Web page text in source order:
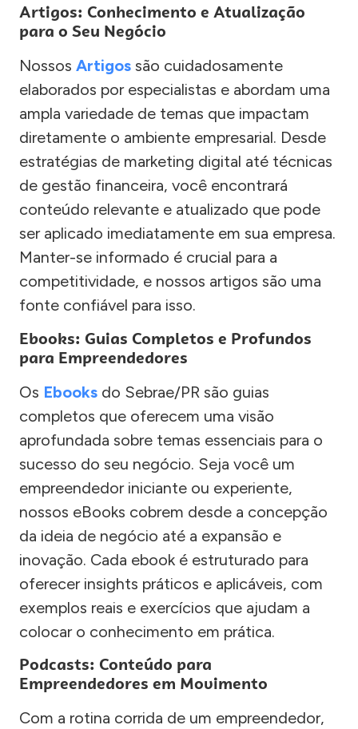
Artigos: Conhecimento e Atualização
para o Seu Negócio
Nossos Artigos são cuidadosamente
elaborados por especialistas e abordam uma
ampla variedade de temas que impactam
diretamente o ambiente empresarial. Desde
estratégias de marketing digital até técnicas
de gestão financeira, você encontrará
conteúdo relevante e atualizado que pode
ser aplicado imediatamente em sua empresa.
Manter-se informado é crucial para a
competitividade, e nossos artigos são uma
fonte confiável para isso.
Ebooks: Guias Completos e Profundos
para Empreendedores
Os Ebooks do Sebrae/PR são guias
completos que oferecem uma visão
aprofundada sobre temas essenciais para o
sucesso do seu negócio. Seja você um
empreendedor iniciante ou experiente,
nossos eBooks cobrem desde a concepção
da ideia de negócio até a expansão e
inovação. Cada ebook é estruturado para
oferecer insights práticos e aplicáveis, com
exemplos reais e exercícios que ajudam a
colocar o conhecimento em prática.
Podcasts: Conteúdo para
Empreendedores em Movimento
Com a rotina corrida de um empreendedor,